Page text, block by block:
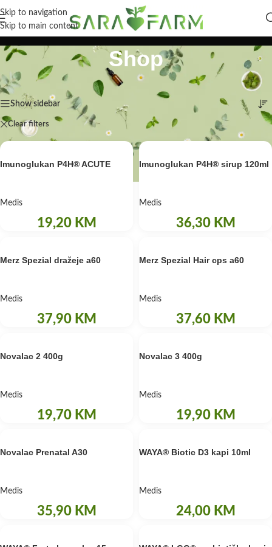
Skip to navigation
Skip to main content
Shop
Početna Shop Prikaz svih 10 rezultata
Show sidebar
Clear filters Medis
Imunoglukan P4H® ACUTE
Medis
19,20 KM
Imunoglukan P4H® sirup 120ml
Medis
36,30 KM
Merz Spezial dražeje a60
Medis
37,90 KM
Merz Spezial Hair cps a60
Medis
37,60 KM
Novalac 2 400g
Medis
19,70 KM
Novalac 3 400g
Medis
19,90 KM
Novalac Prenatal A30
Medis
35,90 KM
WAYA® Biotic D3 kapi 10ml
Medis
24,00 KM